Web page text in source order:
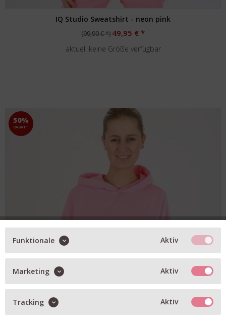
IQ Studio Sweatshirt - neon pink
(99,90 € *) 49,95 € *
aktuell keine Größe verfügbar
50%
RABATT
Funktionale Aktiv
Marketing Aktiv
Tracking Aktiv